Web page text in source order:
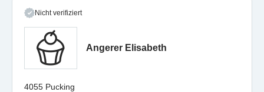
Nicht verifiziert
Angerer Elisabeth
4055 Pucking